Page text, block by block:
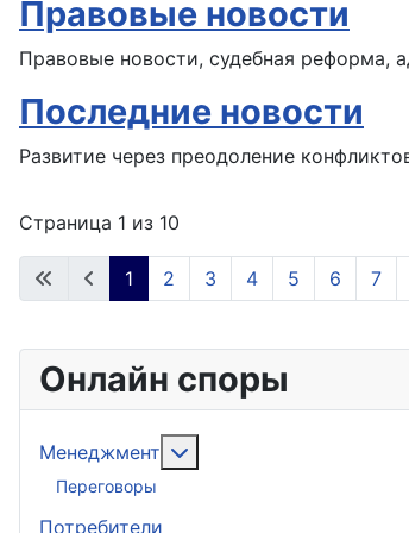
Правовые новости
Правовые новости, судебная реформа,
Последние новости
Развитие через преодоление
Страница 1 из 10
1 2 3 4 5 6 7
Онлайн споры
Менеджмент
Переговоры
Потребители